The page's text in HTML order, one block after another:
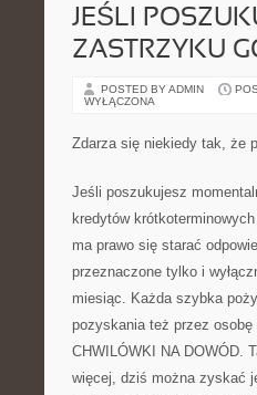
JEŚLI
ZASTRZYKU
POSTED BY ADMIN
WYŁĄCZONA
Zdarza się niekiedy tak, że
Jeśli poszukujesz
kredytów
ma prawo się starać
przeznaczone tylko i
miesiąc. Każda szybka
pozyskania też przez
CHWILÓWKI NA DOWÓD.
więcej, dziś można zyskać